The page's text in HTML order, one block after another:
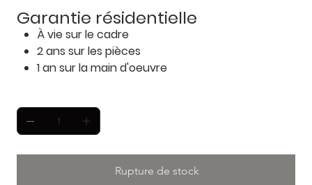
Garantie résidentielle
À vie sur le cadre
2 ans sur les pièces
1 an sur la main d'oeuvre
Rupture de stock